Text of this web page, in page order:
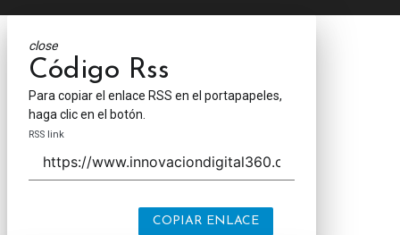
close
Código Rss
Para copiar el enlace RSS en el portapapeles,
haga clic en el botón.
RSS link
COPIAR ENLACE